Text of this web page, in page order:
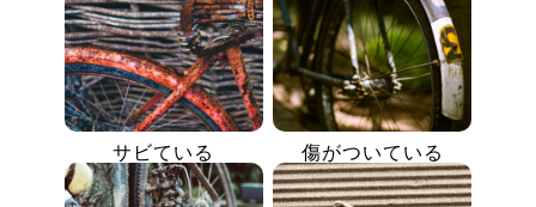
サビている 傷がついている